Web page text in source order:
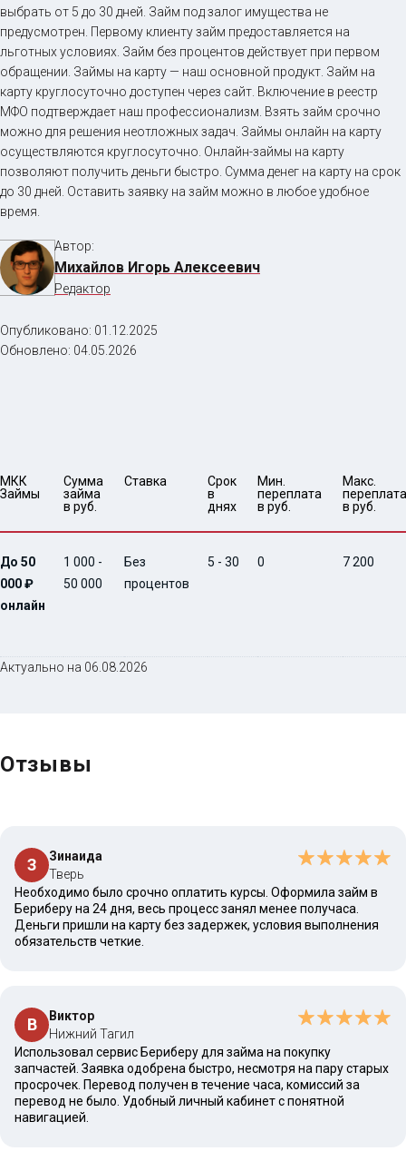
выбрать от 5 до 30 дней. Займ под залог имущества не
предусмотрен. Первому клиенту займ предоставляется на
льготных условиях. Займ без процентов действует при первом
обращении. Займы на карту — наш основной продукт. Займ на
карту круглосуточно доступен через сайт. Включение в реестр
МФО подтверждает наш профессионализм. Взять займ срочно
можно для решения неотложных задач. Займы онлайн на карту
осуществляются круглосуточно. Онлайн-займы на карту
позволяют получить деньги быстро. Сумма денег на карту на срок
до 30 дней. Оставить заявку на займ можно в любое удобное
время.
Автор:
Михайлов Игорь Алексеевич
Редактор
Опубликовано: 01.12.2025
Обновлено: 04.05.2026
МКК
Займы
Сумма
займа
в руб.
Ставка
Срок
в
днях
Мин.
переплата
в руб.
Макс.
переплата
в руб.
До 50
000 ₽
онлайн
1 000 -
50 000
Без
процентов
5 - 30 0 7 200
Актуально на 06.08.2026
Отзывы
З
Зинаида
Тверь
Необходимо было срочно оплатить курсы. Оформила займ в
Бериберу на 24 дня, весь процесс занял менее получаса.
Деньги пришли на карту без задержек, условия выполнения
обязательств четкие.
В
Виктор
Нижний Тагил
Использовал сервис Бериберу для займа на покупку
запчастей. Заявка одобрена быстро, несмотря на пару старых
просрочек. Перевод получен в течение часа, комиссий за
перевод не было. Удобный личный кабинет с понятной
навигацией.